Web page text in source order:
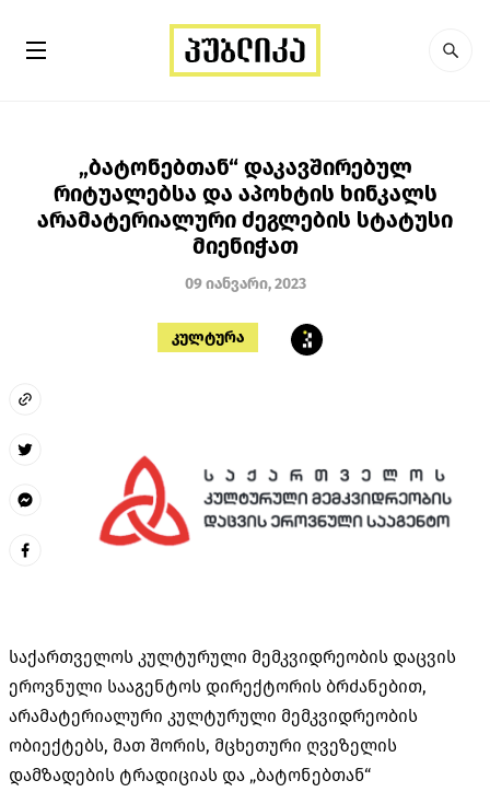
„ბატონებთან“ დაკავშირებულ
რიტუალებსა და აპოხტის ხინკალს
არამატერიალური ძეგლების სტატუსი
მიენიჭათ
09 იანვარი, 2023
კულტურა
საქართველოს კულტურული მემკვიდრეობის დაცვის
ეროვნული სააგენტოს დირექტორის ბრძანებით,
არამატერიალური კულტურული მემკვიდრეობის
ობიექტებს, მათ შორის, მცხეთური ღვეზელის
დამზადების ტრადიციას და „ბატონებთან“